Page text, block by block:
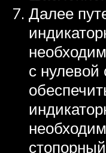
Далее
с нулевой